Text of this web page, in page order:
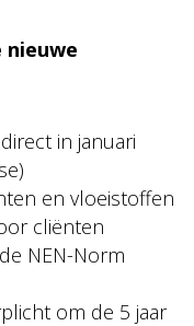
nieuwe
in januari
en vloeistoffen
cliënten
NEN-Norm
om de 5 jaar